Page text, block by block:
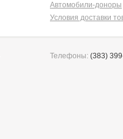
Автомобили-доноры
Условия доставки
Телефоны: (383)